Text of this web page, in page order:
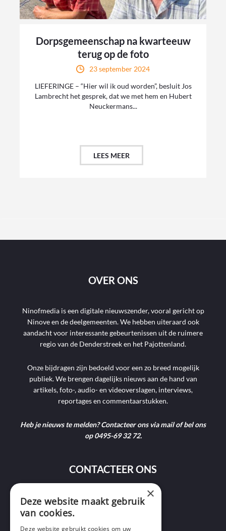
Dorpsgemeenschap na kwarteeuw
terug op de foto
23 september 2024
LIEFERINGE – “Hier wil ik oud worden”, besluit Jos
Lambrecht het gesprek, dat we met hem en Hubert
Neuckermans...
LEES MEER
OVER ONS
Ninofmedia is een digitale nieuwszender, vooral gericht op
Ninove en de deelgemeenten. We hebben uiteraard ook
aandacht voor interessante gebeurtenissen uit de ruimere
regio van de Denderstreek en het Pajottenland.
Onze bijdragen zijn bedoeld voor een zo breed mogelijk
publiek. We brengen dagelijks nieuws aan de hand van
artikels, foto-, audio- en videoverslagen, interviews,
reportages en commentaarstukken.
Heb je nieuws te melden? Contacteer ons via mail of bel ons
op 0495-69 32 72.
CONTACTEER ONS
9400 Ninove ×
Deze website maakt gebruik
van cookies.
Deze website gebruikt cookies om uw